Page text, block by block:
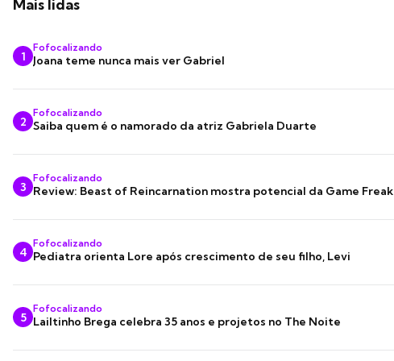
Mais lidas
1
Fofocalizando
Joana teme nunca mais ver Gabriel
2
Fofocalizando
Saiba quem é o namorado da atriz Gabriela Duarte
3
Fofocalizando
Review: Beast of Reincarnation mostra potencial da Game Freak
4
Fofocalizando
Pediatra orienta Lore após crescimento de seu filho, Levi
5
Fofocalizando
Lailtinho Brega celebra 35 anos e projetos no The Noite